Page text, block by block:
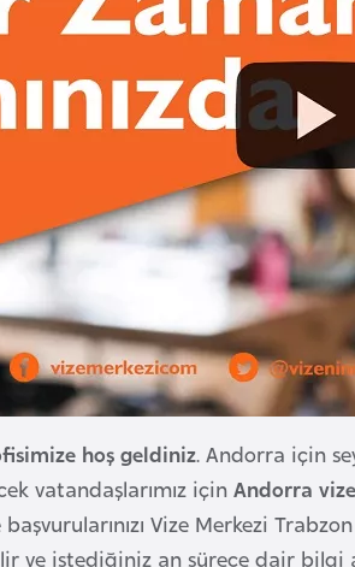
hoş geldiniz. Andorra için
vatandaşlarımız içinAndorra
Vize Merkezi
ve istediğiniz an sürece dair bilgi